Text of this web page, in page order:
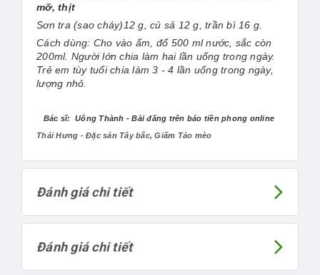
mỡ, thịt
Sơn tra (sao cháy)12 g, củ sả 12 g, trần bì 16 g.
Cách dùng: Cho vào ấm, đổ 500 ml nước, sắc còn
200ml. Người lớn chia làm hai lần uống trong ngày.
Trẻ em tùy tuổi chia làm 3 - 4 lần uống trong ngày,
lượng nhỏ.
Bác sĩ: Uông Thành - Bài đăng trên báo tiền phong online
Thái Hưng - Đặc sản Tây bắc, Giấm Táo mèo
Đánh giá chi tiết
Đánh giá chi tiết